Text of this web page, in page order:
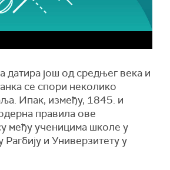
датира још од средњег века и
се спори неколико
Ипак, између, 1845. и
а правила ове
међуученицима школе у
Рагбију и Универзитету у